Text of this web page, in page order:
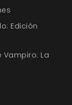
Edición
Vampiro: La